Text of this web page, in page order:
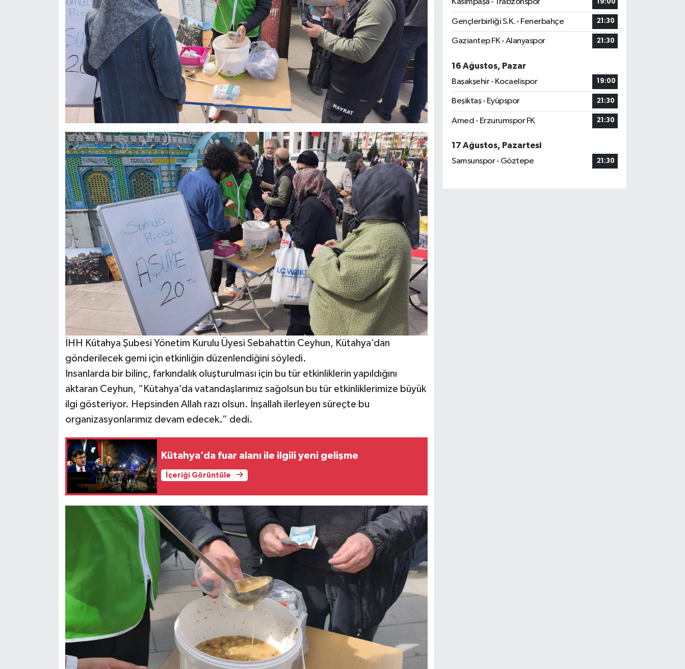
İHH Kütahya Şubesi Yönetim Kurulu Üyesi Sebahattin Ceyhun, Kütahya’dan
gönderilecek gemi için etkinliğin düzenlendiğini söyledi.
İnsanlarda bir bilinç, farkındalık oluşturulması için bu tür etkinliklerin yapıldığını
aktaran Ceyhun, “Kütahya’da vatandaşlarımız sağolsun bu tür etkinliklerimize büyük
ilgi gösteriyor. Hepsinden Allah razı olsun. İnşallah ilerleyen süreçte bu
organizasyonlarımız devam edecek.” dedi.
Kütahya’da fuar alanı ile ilgili yeni gelişme
İçeriği Görüntüle
Kasımpaşa - Trabzonspor 19:00
Gençlerbirliği S.K. - Fenerbahçe 21:30
Gaziantep FK - Alanyaspor 21:30
16 Ağustos, Pazar
Başakşehir - Kocaelispor
19:00
Beşiktaş - Eyüpspor 21:30
Amed - Erzurumspor FK 21:30
17 Ağustos, Pazartesi
Samsunspor - Göztepe
21:30
Rüya Tabirleri
Teknoloji
Video Galeri
Yemek Tarifleri